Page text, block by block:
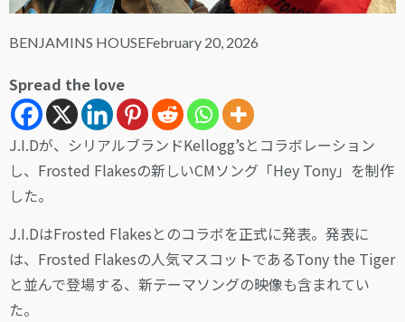
GALLERY
BENJAMINS HOUSEFebruary 20, 2026
Spread the love
J.I.Dが、シリアルブランドKellogg’sとコラボレーション
し、Frosted Flakesの新しいCMソング「Hey Tony」を制作
した。
J.I.DはFrosted Flakesとのコラボを正式に発表。発表に
は、Frosted Flakesの人気マスコットであるTony the Tiger
と並んで登場する、新テーマソングの映像も含まれてい
た。